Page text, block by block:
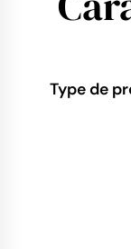
Type de